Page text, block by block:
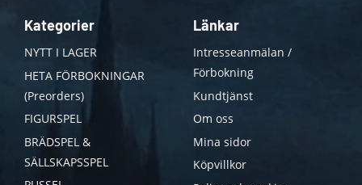
Kategorier
NYTT I LAGER
HETA FÖRBOKNINGAR
(Preorders)
FIGURSPEL
BRÄDSPEL &
SÄLLSKAPSSPEL
Länkar
Intresseanmälan /
Förbokning
Kundtjänst
Om oss
Mina sidor
Köpvillkor